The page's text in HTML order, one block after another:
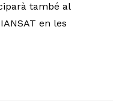
també al
en les